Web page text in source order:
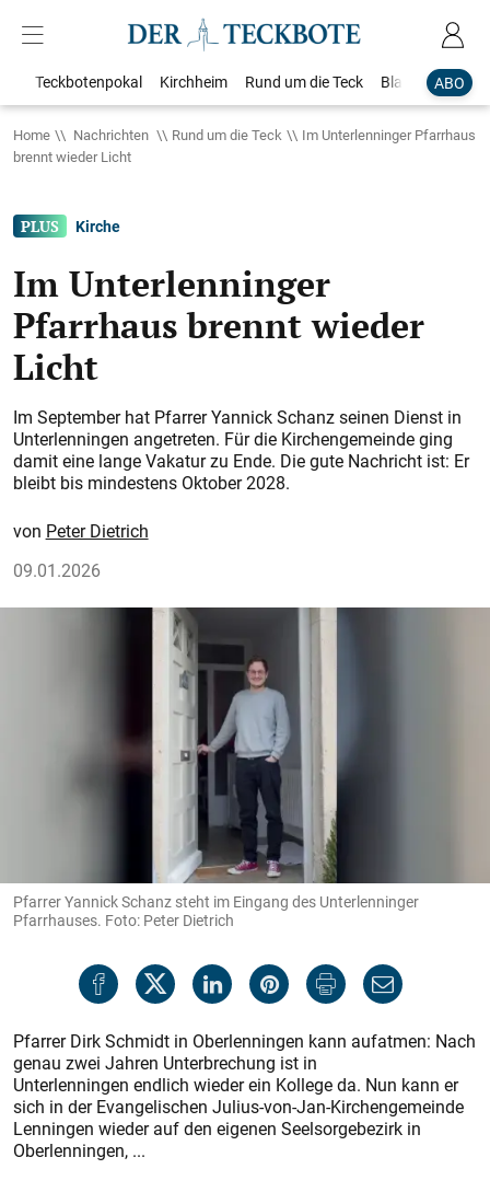
ABO
Teckbotenpokal Kirchheim Rund um die Teck Blaulicht
Home Nachrichten Rund um die Teck
Im Unterlenninger Pfarrhaus
brennt wieder Licht
Kirche
Im Unterlenninger
Pfarrhaus brennt wieder
Licht
Im September hat Pfarrer Yannick Schanz seinen Dienst in
Unterlenningen angetreten. Für die Kirchen­gemeinde ging
damit eine lange Vakatur zu Ende. Die gute Nachricht ist: Er
bleibt bis mindestens Oktober 2028.
Peter Dietrich
09.01.2026
Pfarrer Yannick Schanz steht im Eingang des Unterlenninger
Pfarrhauses. Foto: Peter Dietrich
Pfarrer Dirk Schmidt in Oberlenningen kann auf­atmen: Nach
genau zwei Jahren Unterbrechung ist in
Unterlenningen endlich wieder ein Kollege da. Nun kann er
sich in der Evangelischen Julius-von-Jan-Kirchengemeinde
Lenningen wieder auf den eigenen Seelsorge­bezirk in
Oberlenningen, ...